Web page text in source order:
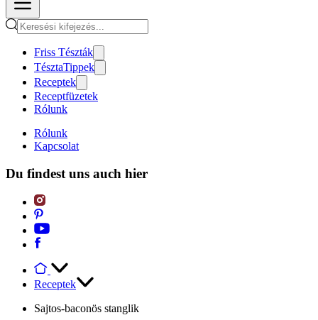
Friss Tészták
TésztaTippek
Receptek
Receptfüzetek
Rólunk
Rólunk
Kapcsolat
Du findest uns auch hier
Receptek
Sajtos-baconös stanglik